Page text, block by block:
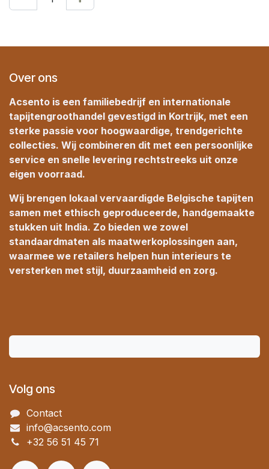
Over ons
Acsento is een familiebedrijf en internationale
tapijtengroothandel gevestigd in Kortrijk, met een
sterke passie voor hoogwaardige, trendgerichte
collecties. Wij combineren dit met een persoonlijke
service en snelle levering rechtstreeks uit onze
eigen voorraad.
Wij brengen lokaal vervaardigde Belgische tapijten
samen met ethisch geproduceerde, handgemaakte
stukken uit India. Zo bieden we zowel
standaardmaten als maatwerkoplossingen aan,
waarmee we retailers helpen hun interieurs te
versterken met stijl, duurzaamheid en zorg.
Volg ons
Contact
info@acsento.com
+32 56 51 45 71